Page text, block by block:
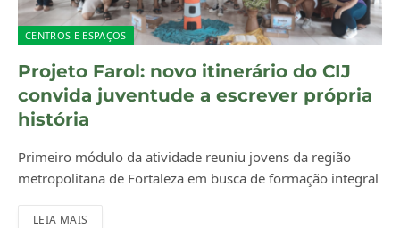
CENTROS E ESPAÇOS
Projeto Farol: novo itinerário do CIJ
convida juventude a escrever própria
história
Primeiro módulo da atividade reuniu jovens da região
metropolitana de Fortaleza em busca de formação integral
LEIA MAIS